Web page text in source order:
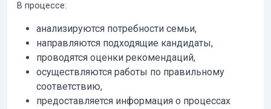
В процессе:
анализируются потребности семьи,
направляются подходящие кандидаты,
проводятся оценки рекомендаций,
осуществляются работы по правильному
соответствию,
предоставляется информация о процессах